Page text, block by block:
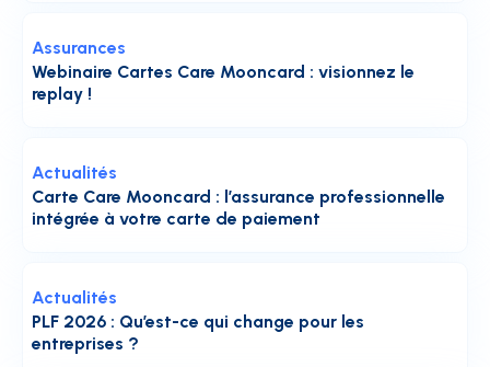
Webinaire Cartes Care Mooncard : visionnez le
replay !
Assurances
Carte Care Mooncard : l’assurance professionnelle
intégrée à votre carte de paiement
Actualités
PLF 2026 : Qu’est-ce qui change pour les
entreprises ?
Actualités